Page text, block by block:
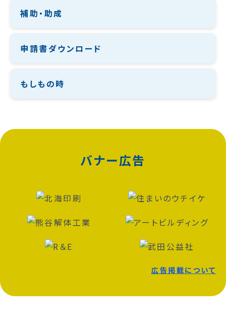
補助・助成
申請書ダウンロード
もしもの時
バナー広告
広告掲載について